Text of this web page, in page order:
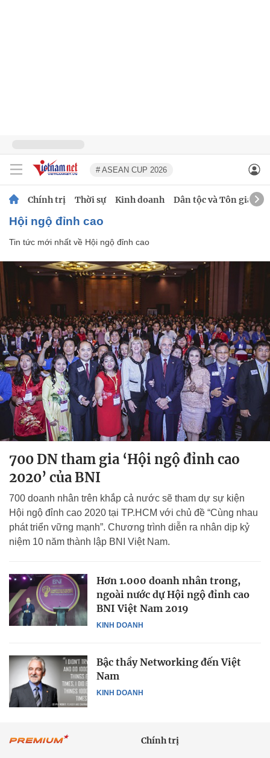
# ASEAN CUP 2026
Chính trị Thời sự Kinh doanh Dân tộc và Tôn giáo
Hội ngộ đỉnh cao
Tin tức mới nhất về Hội ngộ đỉnh cao
700 DN tham gia ‘Hội ngộ đỉnh cao
2020’ của BNI
700 doanh nhân trên khắp cả nước sẽ tham dự sự kiện
Hội ngộ đỉnh cao 2020 tại TP.HCM với chủ đề “Cùng nhau
phát triển vững mạnh”. Chương trình diễn ra nhân dịp kỷ
niệm 10 năm thành lập BNI Việt Nam.
KINH DOANH
Hơn 1.000 doanh nhân trong,
ngoài nước dự Hội ngộ đỉnh cao
BNI Việt Nam 2019
KINH DOANH
Bậc thầy Networking đến Việt
Nam
Chính trị